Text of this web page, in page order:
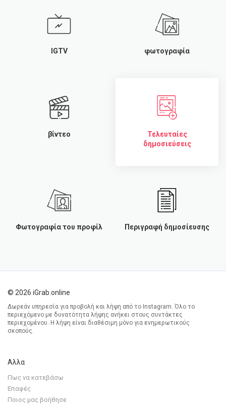
IGTV φωτογραφία
βίντεο
Τελευταίες
δημοσιεύσεις
Φωτογραφία του προφίλ Περιγραφή δημοσίευσης
© 2026 iGrab.online
Δωρεάν υπηρεσία για προβολή και λήψη από το Instagram. Όλο το
περιεχόμενο με δυνατότητα λήψης ανήκει στους συντάκτες
περιεχομένου. Η λήψη είναι διαθέσιμη μόνο για ενημερωτικούς
σκοπούς.
Αλλα
Πως να κατεβάσω
Επαφές
Ποιος μας βοήθησε